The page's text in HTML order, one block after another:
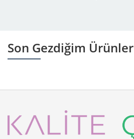
Son Gezdiğim Ürünler